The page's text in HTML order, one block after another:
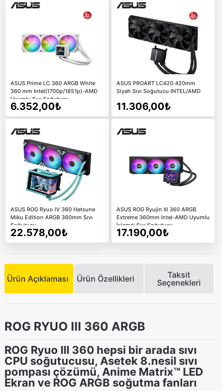
ASUS Prime LC 360 ARGB White
360 mm Intel(1700p/1851p)-AMD
Uyumlu Sıvı Soğutucu
6.352,00₺
ASUS PROART LC420 420mm
Siyah Sıvı Soğutucu INTEL/AMD
11.306,00₺
ASUS ROG Ryuo IV 360 Hatsune
Miku Edition ARGB 360mm Sıvı
Soğutucu
22.578,00₺
ASUS ROG Ryujin III 360 ARGB
Extreme 360mm Intel-AMD Uyumlu
İşlemci Sıvı Soğutucu
17.190,00₺
Ürün Açıklaması Ürün Özellikleri
Taksit
Seçenekleri
ROG RYUO III 360 ARGB
ROG Ryuo III 360 hepsi bir arada sıvı
CPU soğutucusu, Asetek 8.nesil sıvı
pompası çözümü, Anime Matrix™ LED
Ekran ve ROG ARGB soğutma fanları